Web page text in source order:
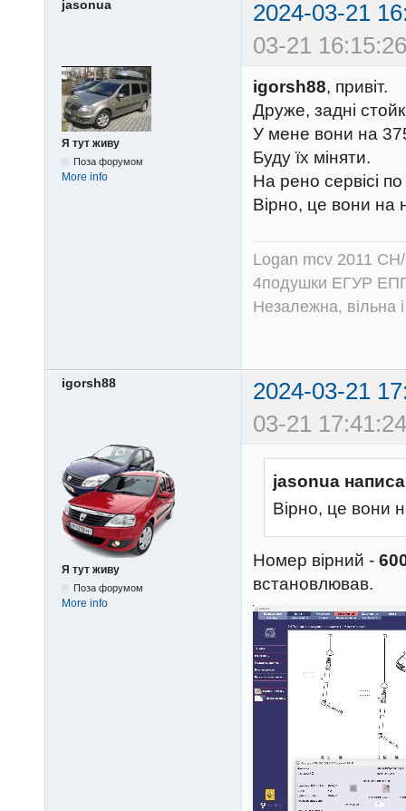
jasonua
2024-03-21
03-21
Я тут живу
Поза форумом
More info
igorsh88, привіт.
Друже, задні
У мене вони на
Буду їх міняти.
На рено сервісі
Вірно, це вони на
Logan mcv 2011
4подушки ЕГУР
Незалежна, вільна
igorsh88
2024-03-21
03-21
Я тут живу
Поза форумом
More info
jasonua
Вірно, це вони
Номер вірний -
встановлював.